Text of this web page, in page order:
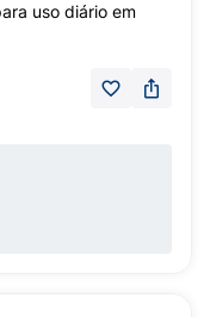
uso diário em